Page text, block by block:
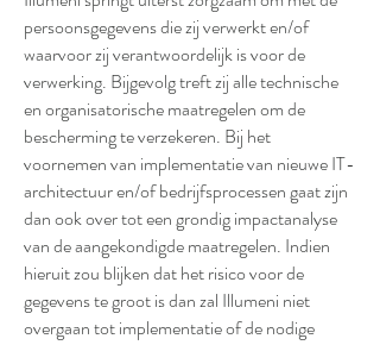
persoonsgegevens die zij verwerkt en/of
waarvoor zij verantwoordelijk is voor de
verwerking. Bijgevolg treft zij alle technische
en organisatorische maatregelen om de
bescherming te verzekeren. Bij het
voornemen van implementatie van nieuwe IT-
architectuur en/of bedrijfsprocessen gaat zijn
dan ook over tot een grondig impactanalyse
van de aangekondigde maatregelen. Indien
hieruit zou blijken dat het risico voor de
gegevens te groot is dan zal Illumeni niet
overgaan tot implementatie of de nodige